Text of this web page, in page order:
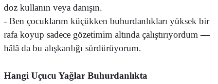
doz kullanın veya danışın.
- Ben çocuklarım küçükken buhurdanlıkları yüksek bir
rafa koyup sadece gözetimim altında çalıştırıyordum —
hâlâ da bu alışkanlığı sürdürüyorum.
Hangi Uçucu Yağlar Buhurdanlıkta